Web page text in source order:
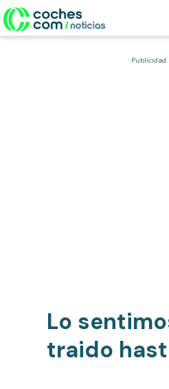
Publicidad
Lo
traido